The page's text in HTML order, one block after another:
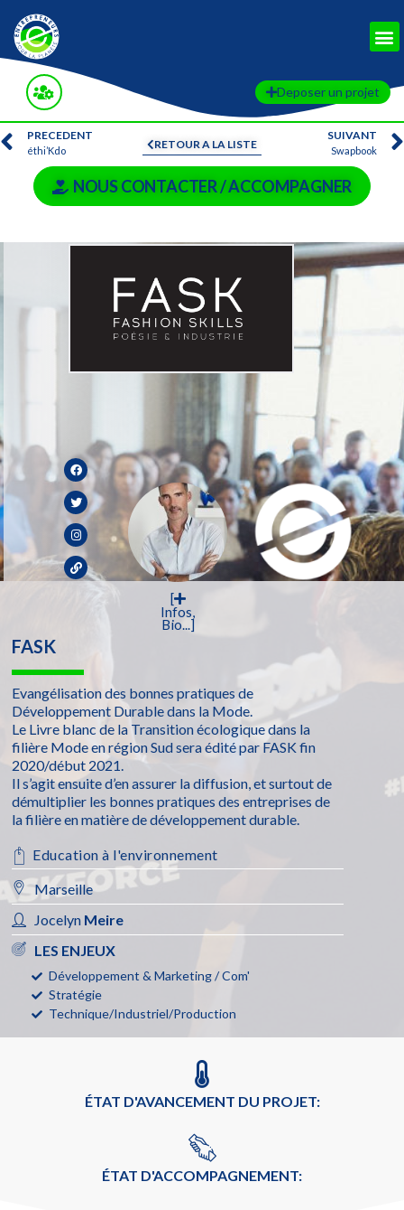
Deposer un projet
RETOUR A LA LISTE
PRECEDENT
éthi’Kdo
SUIVANT
Swapbook
NOUS CONTACTER / ACCOMPAGNER
[
Infos,
Bio...]
FASK
Evangélisation des bonnes pratiques de
Développement Durable dans la Mode.
Le Livre blanc de la Transition écologique dans la
filière Mode en région Sud sera édité par FASK fin
2020/début 2021.
Il s’agit ensuite d’en assurer la diffusion, et surtout de
démultiplier les bonnes pratiques des entreprises de
la filière en matière de développement durable.
Education à l'environnement
Marseille
Jocelyn Meire
LES ENJEUX
Développement & Marketing / Com'
Stratégie
Technique/Industriel/Production
ÉTAT D'AVANCEMENT DU PROJET:
ÉTAT D'ACCOMPAGNEMENT: